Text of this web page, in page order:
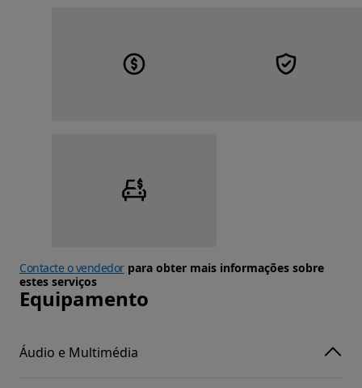
Contacte o vendedorpara obter mais informações sobre
estes serviços
Equipamento
Áudio e Multimédia